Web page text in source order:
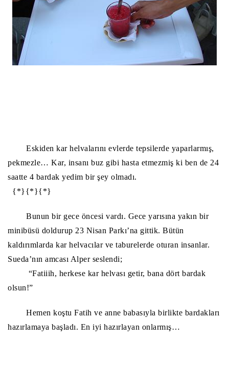
Eskiden kar helvalarını evlerde tepsilerde yaparlarmış,
pekmezle… Kar, insanı buz gibi hasta etmezmiş ki ben de 24
saatte 4 bardak yedim bir şey olmadı.
{*}{*}{*}
Bunun bir gece öncesi vardı. Gece yarısına yakın bir
minibüsü doldurup 23 Nisan Parkı’na gittik. Bütün
kaldırımlarda kar helvacılar ve taburelerde oturan insanlar.
Sueda’nın amcası Alper seslendi;
“Fatiiih, herkese kar helvası getir, bana dört bardak
olsun!”
Hemen koştu Fatih ve anne babasıyla birlikte bardakları
hazırlamaya başladı. En iyi hazırlayan onlarmış…